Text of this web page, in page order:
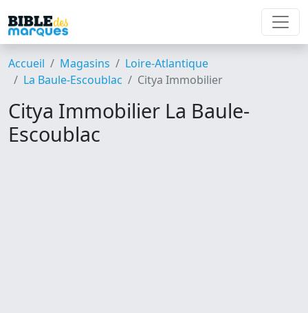
Accueil Magasins
Loire-Atlantique
La Baule-Escoublac
Citya Immobilier
Citya Immobilier La Baule-
Escoublac